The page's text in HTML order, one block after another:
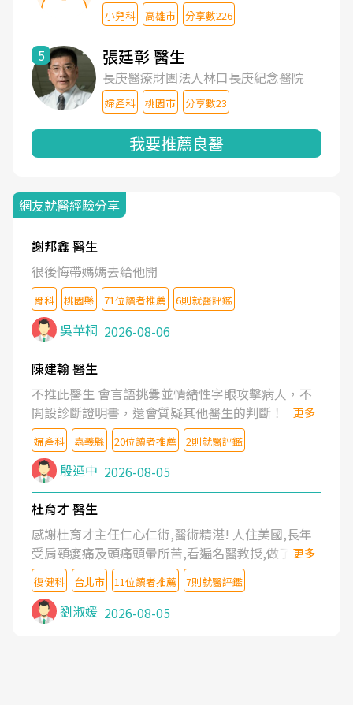
小兒科 高雄市 分享數226
5 張廷彰 醫生
長庚醫療財團法人林口長庚紀念醫院
婦產科 桃園市 分享數23
我要推薦良醫
網友就醫經驗分享
謝邦鑫 醫生
很後悔帶媽媽去給他開
骨科 桃園縣 71位讀者推薦 6則就醫評鑑
吳華桐 2026-08-06
陳建翰 醫生
不推此醫生 會言語挑釁並情緒性字眼攻擊病人，不
開設診斷證明書，還會質疑其他醫生的判斷！
更多
婦產科 嘉義縣 20位讀者推薦 2則就醫評鑑
殷迺中 2026-08-05
杜育才 醫生
感謝杜育才主任仁心仁術,醫術精湛! 人住美國,長年
受肩頸痠痛及頭痛頭暈所苦,看遍名醫教授,做了各種
檢查,也嘗試過西醫打針,中醫針灸及物理徒手治療都
沒有用,後來連吃到嗎啡類止痛藥都效果有限,只是壓
症狀,沒多久就痛起來,多年失眠嚴重影響生活品質.
台灣親友介紹忠孝醫院杜育才主任是頸頭症候群專
更多
復健科 台北市 11位讀者推薦 7則就醫評鑑
劉淑媛 2026-08-05